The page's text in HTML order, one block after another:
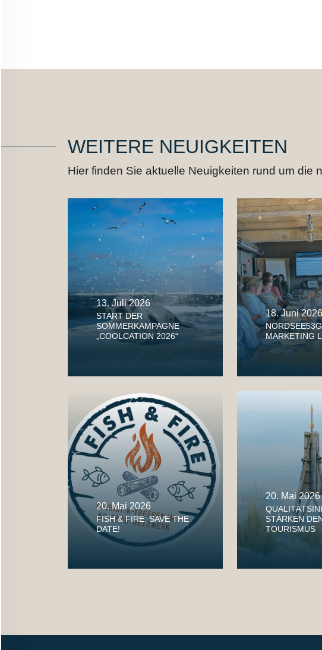
WEITERE NEUIGKEITEN
Hier finden Sie aktuelle Neuigkeiten rund um die
13. Juli 2026
START DER
SOMMERKAMPAGNE
„COOLCATION 2026“
18. Juni 2026
MARKETING
20. Mai 2026
FISH & FIRE: SAVE THE
DATE!
20. Mai 2026
STÄRKEN
TOURISMUS